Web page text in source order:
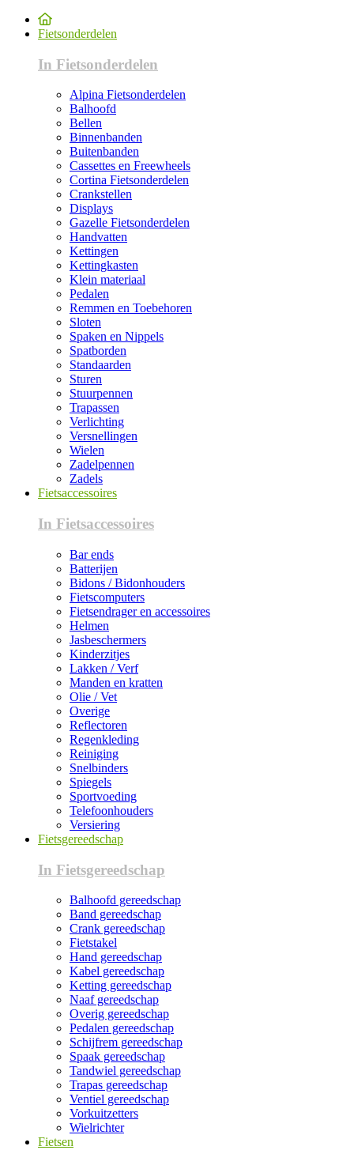
Fietsonderdelen
In Fietsonderdelen
Alpina Fietsonderdelen
Balhoofd
Bellen
Binnenbanden
Buitenbanden
Cassettes en Freewheels
Cortina Fietsonderdelen
Crankstellen
Displays
Gazelle Fietsonderdelen
Handvatten
Kettingen
Kettingkasten
Klein materiaal
Pedalen
Remmen en Toebehoren
Sloten
Spaken en Nippels
Spatborden
Standaarden
Sturen
Stuurpennen
Trapassen
Verlichting
Versnellingen
Wielen
Zadelpennen
Zadels
Fietsaccessoires
In Fietsaccessoires
Bar ends
Batterijen
Bidons / Bidonhouders
Fietscomputers
Fietsendrager en accessoires
Helmen
Jasbeschermers
Kinderzitjes
Lakken / Verf
Manden en kratten
Olie / Vet
Overige
Reflectoren
Regenkleding
Reiniging
Snelbinders
Spiegels
Sportvoeding
Telefoonhouders
Versiering
Fietsgereedschap
In Fietsgereedschap
Balhoofd gereedschap
Band gereedschap
Crank gereedschap
Fietstakel
Hand gereedschap
Kabel gereedschap
Ketting gereedschap
Naaf gereedschap
Overig gereedschap
Pedalen gereedschap
Schijfrem gereedschap
Spaak gereedschap
Tandwiel gereedschap
Trapas gereedschap
Ventiel gereedschap
Vorkuitzetters
Wielrichter
Fietsen